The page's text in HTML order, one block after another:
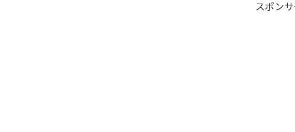
スポン